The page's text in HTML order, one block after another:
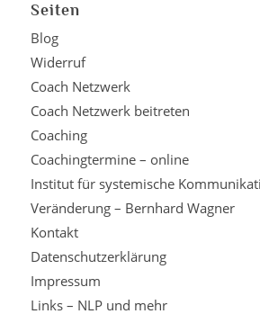
Seiten
Blog
Widerruf
Coach Netzwerk
Coach Netzwerk beitreten
Coaching
Coachingtermine – online
Institut für systemische
Veränderung – Bernhard Wagner
Kontakt
Datenschutzerklärung
Impressum
Links – NLP und mehr